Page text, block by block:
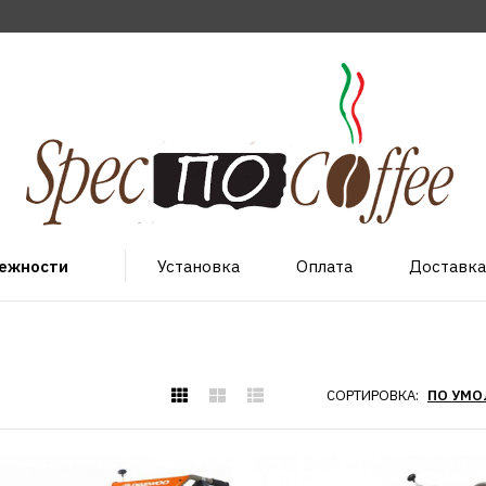
Установка Оплата Доставка
СОРТИРОВКА:
DAEWOO